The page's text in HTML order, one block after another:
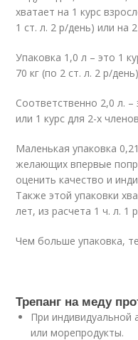
хватает на 1 курс
1 ст. л. 2 р/день) или на
Упаковка 1,0 л – это 1
70 кг (по 2 ст. л. 2 р/
Соответственно 2,0 л. –
или 1 курс для 2-х
Маленькая упаковка
желающих впервые
оценить качество и
Также этой упаковки
лет, из расчета 1 ч. л. 1
Чем больше упаковка,
Трепанг на меду
При индивидуальной
или морепродукты.